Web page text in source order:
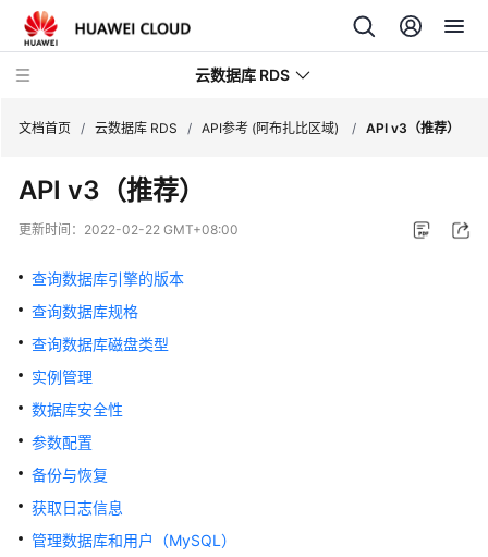
云数据库 RDS
品
介
绍
计
费
说
明
快
速
入
文档首页 / 云数据库 RDS / API参考 (阿布扎比区域) / API v3（推荐）
API v3（推荐）
更新时间： 2022-02-22 GMT+08:00
查询数据库引擎的版本
查询数据库规格
查询数据库磁盘类型
实例管理
数据库安全性
参数配置
备份与恢复
获取日志信息
管理数据库和用户（MySQL）